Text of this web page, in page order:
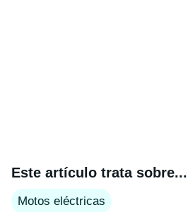
Este artículo trata sobre...
Motos eléctricas